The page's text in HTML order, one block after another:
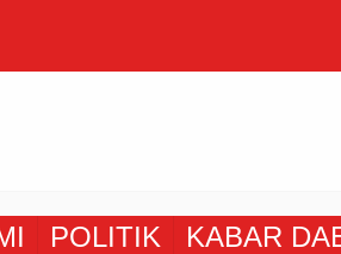
POLITIK KABAR